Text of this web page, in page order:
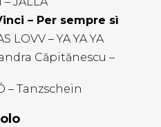
– Per sempre sì
LOVV – YA YA YA
Căpitănescu –
– Tanzschein